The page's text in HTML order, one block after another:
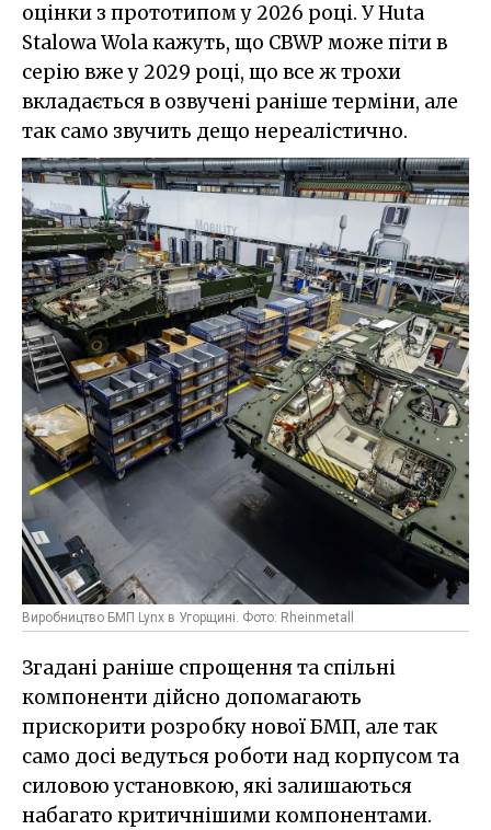
оцінки з прототипом у 2026 році. У Huta
Stalowa Wola кажуть, що CBWP може піти в
серію вже у 2029 році, що все ж трохи
вкладається в озвучені раніше терміни, але
так само звучить дещо нереалістично.
Виробництво БМП Lynx в Угорщині. Фото: Rheinmetall
Згадані раніше спрощення та спільні
компоненти дійсно допомагають
прискорити розробку нової БМП, але так
само досі ведуться роботи над корпусом та
силовою установкою, які залишаються
набагато критичнішими компонентами.